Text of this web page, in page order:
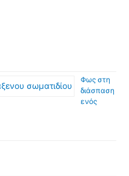
Φως στη
διάσπαση
ενός